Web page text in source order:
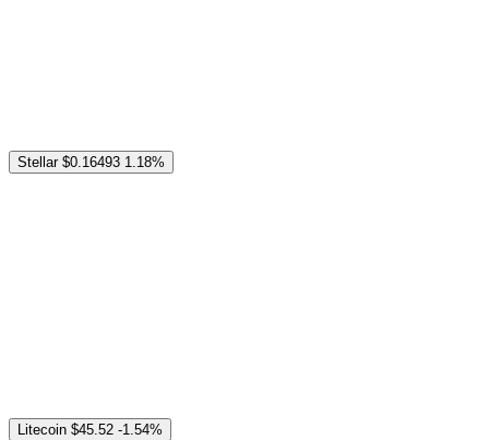
Stellar $0.16493 1.18%
Litecoin $45.52 -1.54%